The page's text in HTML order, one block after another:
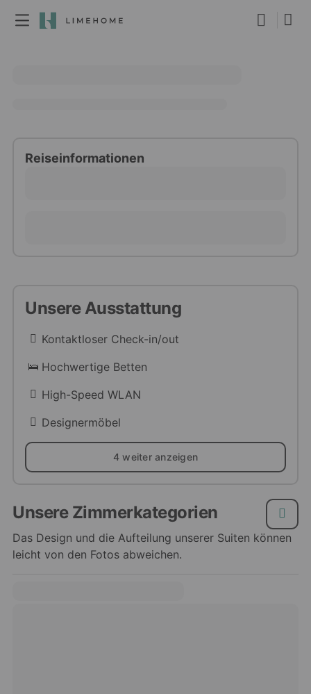
Reiseinformationen
Unsere Ausstattung
Kontaktloser Check-in/out
Hochwertige Betten
High-Speed WLAN
Designermöbel
4 weiter anzeigen
Unsere Zimmerkategorien
Das Design und die Aufteilung unserer Suiten können
leicht von den Fotos abweichen.